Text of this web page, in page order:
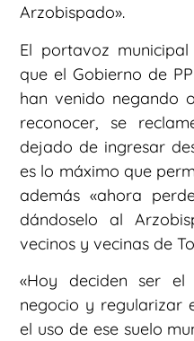
Arzobispado».
El portavoz
que el Gobierno de
han venido negando
reconocer, se
dejado de ingresar
es lo máximo que
además «ahora
dándoselo al
vecinos y vecinas de
«Hoy deciden ser
negocio y regularizar
el uso de ese suelo